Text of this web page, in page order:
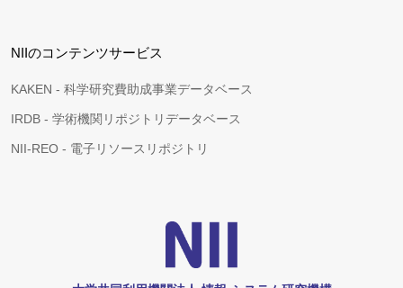
NIIのコンテンツサービス
KAKEN - 科学研究費助成事業データベース
IRDB - 学術機関リポジトリデータベース
NII-REO - 電子リソースリポジトリ